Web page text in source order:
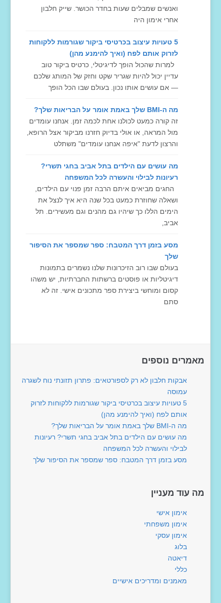
ואנשים שמבלים שעות בחדר הכושר. שייק חלבון
אחרי אימון היה
5 טעויות עיצוב בכרטיסי ביקור שגורמות ללקוחות
לזרוק אותם לפח (ואיך להימנע מהן)
למרות שהכול הופך לדיגיטלי, כרטיס ביקור טוב
עדיין יכול להיות שגריר שקט וחזק של המותג שלכם
— אם עושים אותו נכון. בעולם שבו הכל הופך
מה ה-BMI שלך באמת אומר על הבריאות שלך?
זה קורה כמעט לכולנו אחת לכמה זמן. אנחנו עומדים
מול המראה, או אולי בדיוק חזרנו מביקור אצל הרופא,
והרצון לדעת "איפה אנחנו עומדים" משתלט
מה עושים עם הילדים בתל אביב בחגי תשרי?
רעיונות לבילוי והעשרה לכל המשפחה
החגים מביאים איתם הרבה זמן פנוי עם הילדים,
ושאלה שחוזרת כמעט בכל שנה היא איך לנצל את
הימים הללו כך שיהיו גם מהנים וגם מעשירים. תל
אביב,
מסע בזמן דרך המטבח: ספר שמספר את הסיפור
שלך
בעולם שבו רוב הזיכרונות שלנו נשמרים בתמונות
דיגיטליות או פוסטים ברשתות החברתיות, יש משהו
קסום ומוחשי ביצירת ספר מתכונים אישי. זה לא
סתם
מאמרים נוספים
אבקות חלבון לא רק לספורטאים: פתרון תזונתי נוח לשגרה
עמוסה
5 טעויות עיצוב בכרטיסי ביקור שגורמות ללקוחות לזרוק
אותם לפח (ואיך להימנע מהן)
מה ה-BMI שלך באמת אומר על הבריאות שלך?
מה עושים עם הילדים בתל אביב בחגי תשרי? רעיונות
לבילוי והעשרה לכל המשפחה
מסע בזמן דרך המטבח: ספר שמספר את הסיפור שלך
מה עוד מעניין
אימון אישי
אימון משפחתי
אימון עסקי
בלוג
דיאטה
כללי
מאמנים ומדריכים אישיים